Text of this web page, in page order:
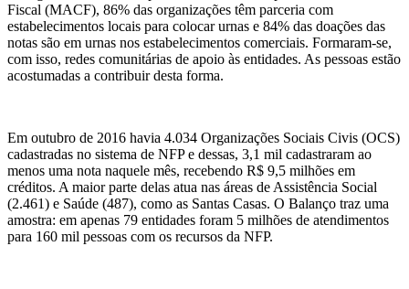
Fiscal (MACF), 86% das organizações têm parceria com
estabelecimentos locais para colocar urnas e 84% das doações das
notas são em urnas nos estabelecimentos comerciais. Formaram-se,
com isso, redes comunitárias de apoio às entidades. As pessoas estão
acostumadas a contribuir desta forma.
Em outubro de 2016 havia 4.034 Organizações Sociais Civis (OCS)
cadastradas no sistema de NFP e dessas, 3,1 mil cadastraram ao
menos uma nota naquele mês, recebendo R$ 9,5 milhões em
créditos. A maior parte delas atua nas áreas de Assistência Social
(2.461) e Saúde (487), como as Santas Casas. O Balanço traz uma
amostra: em apenas 79 entidades foram 5 milhões de atendimentos
para 160 mil pessoas com os recursos da NFP.